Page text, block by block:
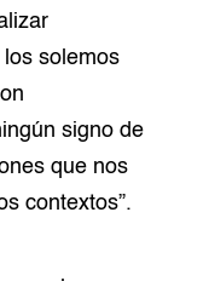
solemos
signo de
que nos
contextos”.